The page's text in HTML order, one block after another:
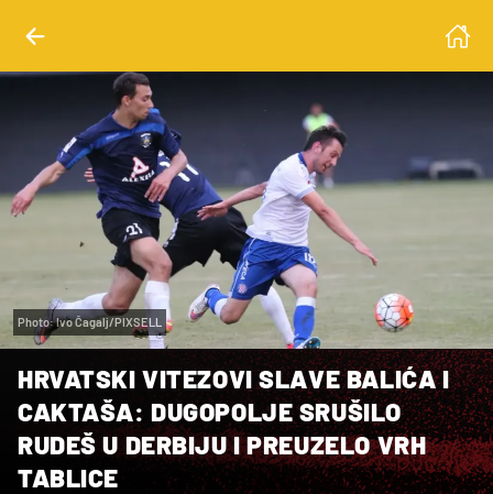
Photo: Ivo Čagalj/PIXSELL
HRVATSKI VITEZOVI SLAVE BALIĆA I
CAKTAŠA: DUGOPOLJE SRUŠILO
RUDEŠ U DERBIJU I PREUZELO VRH
TABLICE